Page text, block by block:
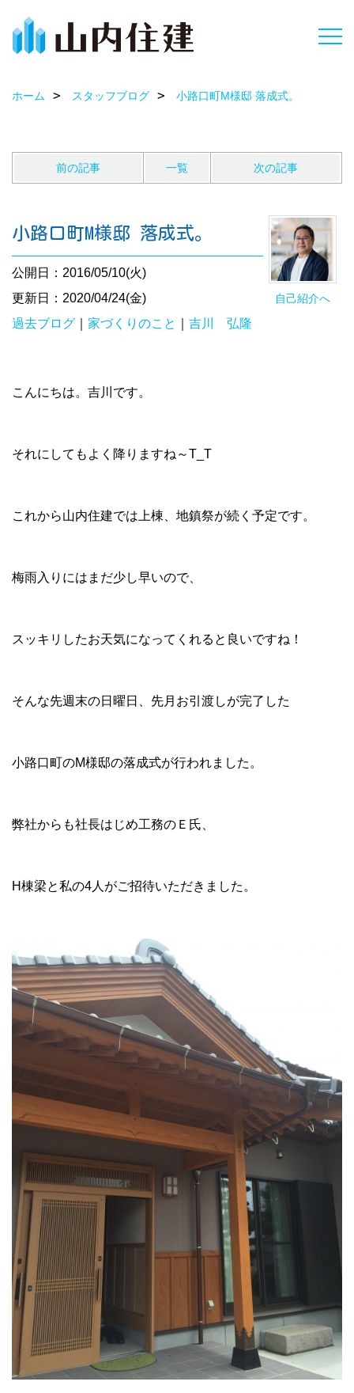
ホーム スタッフブログ 小路口町M様邸 落成式。
前の記事 一覧 次の記事
自己紹介へ
小路口町M様邸 落成式。
公開日：2016/05/10(火)
更新日：2020/04/24(金)
過去ブログ
家づくりのこと 吉川 弘隆
こんにちは。吉川です。
それにしてもよく降りますね～T_T
これから山内住建では上棟、地鎮祭が続く予定です。
梅雨入りにはまだ少し早いので、
スッキリしたお天気になってくれると良いですね！
そんな先週末の日曜日、先月お引渡しが完了した
小路口町のM様邸の落成式が行われました。
弊社からも社長はじめ工務のＥ氏、
H棟梁と私の4人がご招待いただきました。